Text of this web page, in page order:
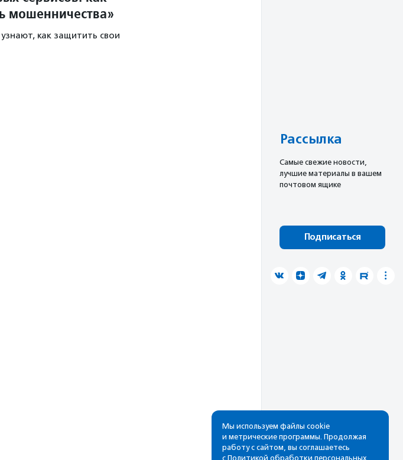
мошенничества»
как защитить свои
Рассылка
Cамые свежие новости,
лучшие материалы в вашем
почтовом ящике
Подписаться
Мы используем файлы cookie
и метрические программы. Продолжая
работу с сайтом, вы соглашаетесь
с Политикой обработки персональных